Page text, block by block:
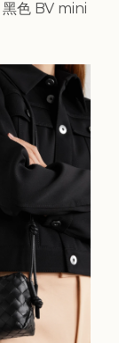
黑色 BV mini